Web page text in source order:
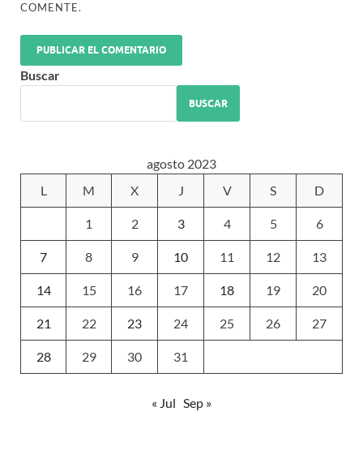
COMENTE.
Buscar
BUSCAR
agosto 2023
L
M X J V S D
1 2 3 4 5 6
7 8 9 10 11 12 13
14 15 16 17 18 19 20
21 22 23 24 25 26 27
28 29 30 31
« Jul Sep »